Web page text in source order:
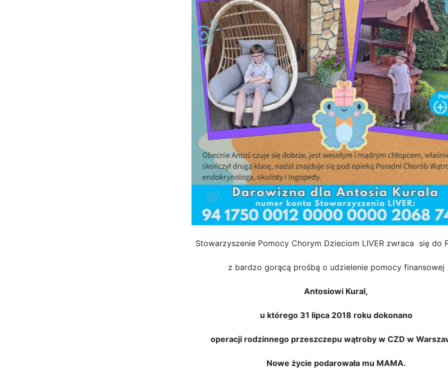
Stowarzyszenie Pomocy Chorym Dzieciom LIVER zwraca się do
z bardzo gorącą prośbą o udzielenie pomocy finansowej
Antosiowi Kural,
u którego 31 lipca 2018 roku dokonano
operacji rodzinnego przeszczepu wątroby w CZD w
Nowe życie podarowała mu MAMA.